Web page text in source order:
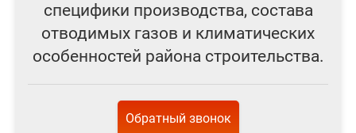
специфики производства, состава
отводимых газов и климатических
особенностей района строительства.
Обратный звонок